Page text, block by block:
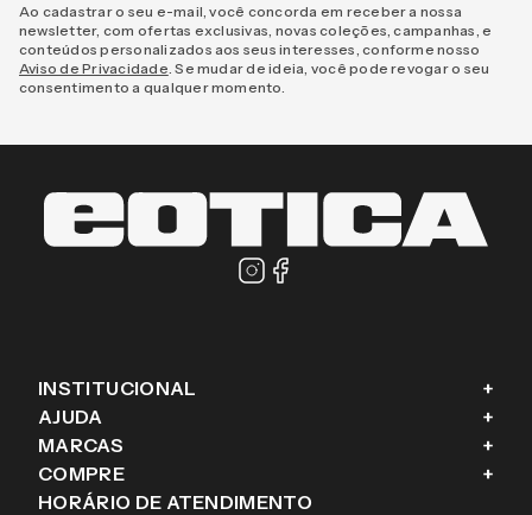
Ao cadastrar o seu e-mail, você concorda em receber a nossa
newsletter, com ofertas exclusivas, novas coleções, campanhas, e
conteúdos personalizados aos seus interesses, conforme nosso
Aviso de Privacidade . Se mudar de ideia, você pode revogar o seu
consentimento a qualquer momento.
INSTITUCIONAL +
Fale conosco
Blog
Sobre a eÓtica
AJUDA +
Como comprar
Trocas e Devoluções
MARCAS +
Ray-Ban
COMPRE +
HORÁRIO DE ATENDIMENTO